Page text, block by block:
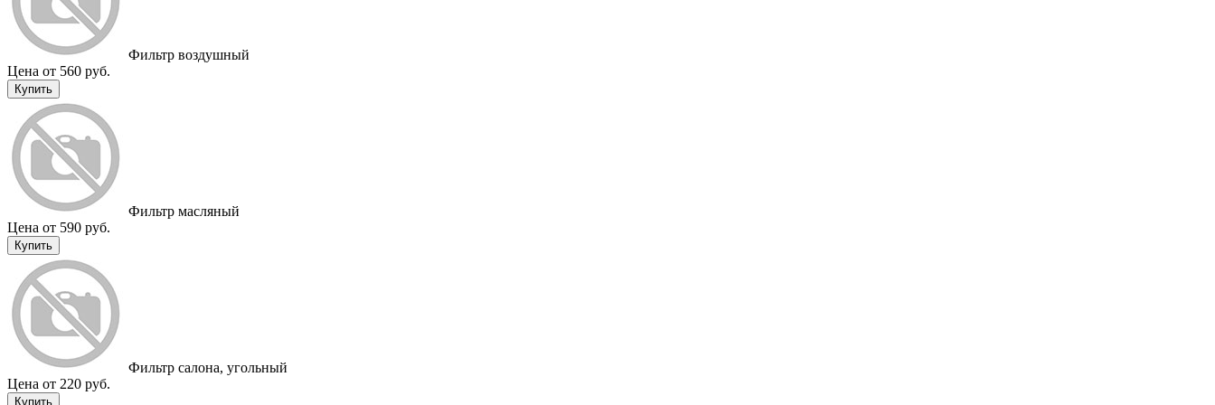
Фильтр воздушный
Цена от 560 руб.
Купить
Фильтр масляный
Цена от 590 руб.
Купить
Фильтр салона, угольный
Цена от 220 руб.
Купить